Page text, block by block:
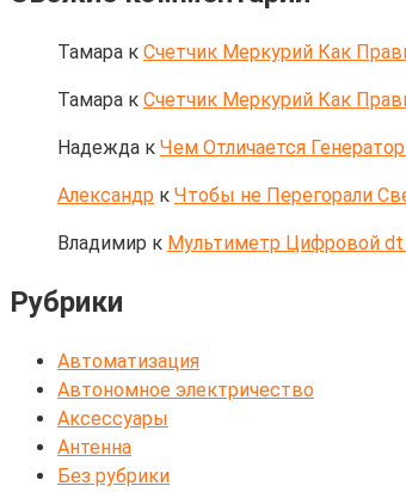
Тамара к Счетчик Меркурий Как
Тамара к Счетчик Меркурий Как
Надежда к Чем Отличается
Александр к Чтобы не Перегорали
Владимир к Мультиметр Цифровой
Рубрики
Автоматизация
Автономное электричество
Аксессуары
Антенна
Без рубрики